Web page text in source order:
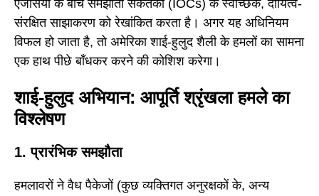
एजेंसियों के बीच समझौता संकेतकों (IOCs) के स्वैच्छिक, दायित्व-
संरक्षित साझाकरण को रेखांकित करता है। अगर यह अधिनियम
विफल हो जाता है, तो अमेरिका शाई-हुलुद शैली के हमलों का सामना
एक हाथ पीछे बाँधकर करने की कोशिश करेगा।
शाई-हुलुद अभियान: आपूर्ति श्रृंखला हमले का
विश्लेषण
1. प्रारंभिक समझौता
हमलावरों ने वैध पैकेजों (कुछ व्यक्तिगत अनुरक्षकों के, अन्य